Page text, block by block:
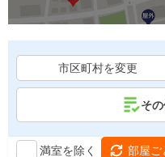
市区町村を変更
そ
満室を除く 部屋ご